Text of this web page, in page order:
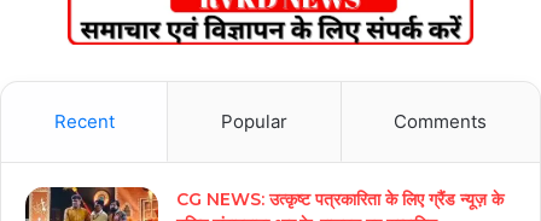
Recent Popular Comments
CG NEWS: उत्कृष्ट पत्रकारिता के लिए ग्रैंड न्यूज़ के